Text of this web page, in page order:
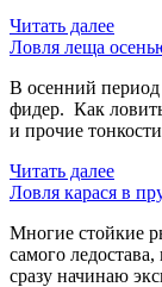
Читать далее
Ловля леща
В осенний период
фидер. Как
и прочие
Читать далее
Ловля карася в
Многие стойкие
самого
сразу начинаю